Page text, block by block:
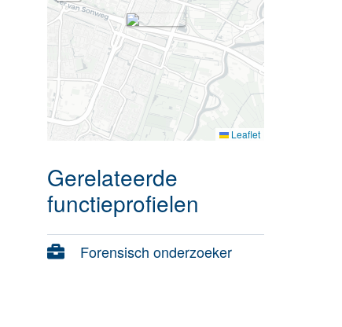
Leaflet
Gerelateerde
functieprofielen
Forensisch onderzoeker